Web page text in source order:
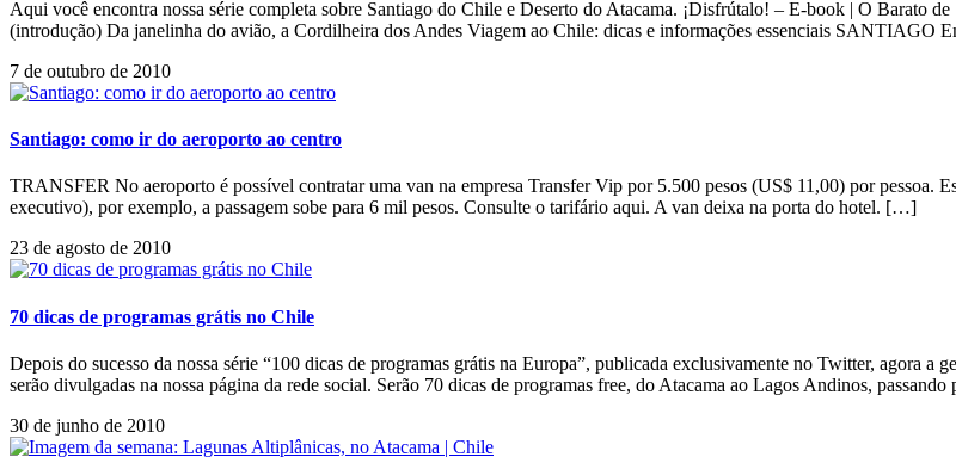
Aqui você encontra nossa série completa sobre Santiago do Chile e Deserto do Atacama. ¡Disfrútalo! – E-book | O
(introdução) Da janelinha do avião, a Cordilheira dos Andes Viagem ao Chile: dicas e informações essenciais SANTIAGO
7 de outubro de 2010
Santiago: como ir do aeroporto ao centro
TRANSFER No aeroporto é possível contratar uma van na empresa Transfer Vip por 5.500 pesos (US$ 11,00) por pessoa.
executivo), por exemplo, a passagem sobe para 6 mil pesos. Consulte o tarifário aqui. A van deixa na porta do hotel. […]
23 de agosto de 2010
70 dicas de programas grátis no Chile
Depois do sucesso da nossa série “100 dicas de programas grátis na Europa”, publicada exclusivamente no Twitter, agora a
serão divulgadas na nossa página da rede social. Serão 70 dicas de programas free, do Atacama ao Lagos Andinos,
30 de junho de 2010